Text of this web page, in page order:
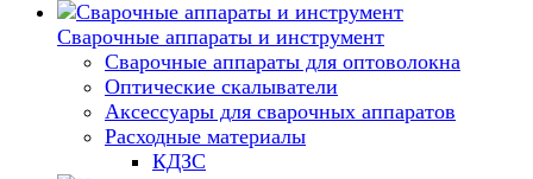
Сварочные аппараты и инструмент
Сварочные аппараты для оптоволокна
Оптические скалыватели
Аксессуары для сварочных аппаратов
Расходные материалы
КДЗС